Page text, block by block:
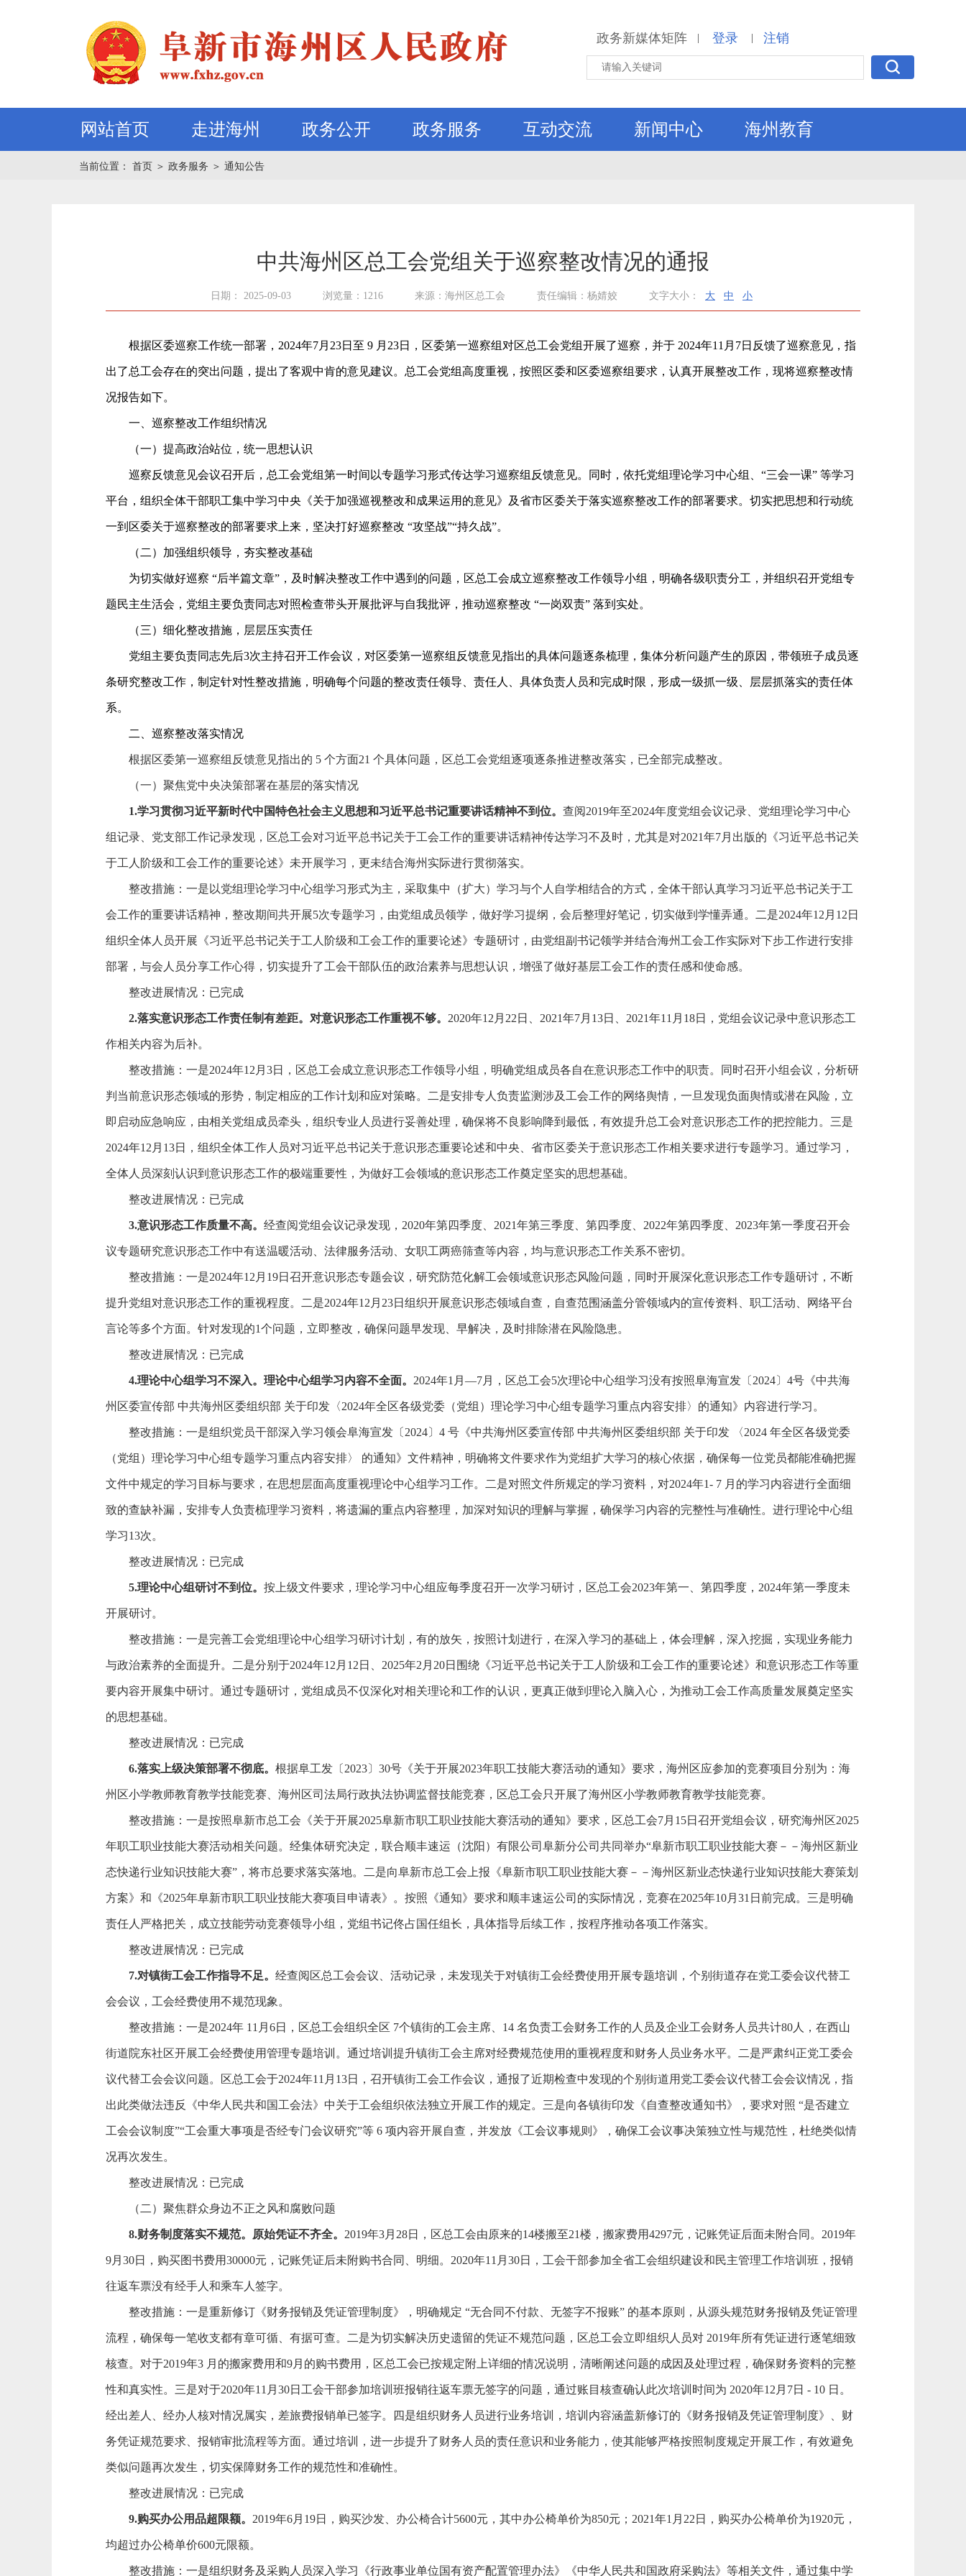
政务新媒体矩阵 | 登录 | 注销
网站首页 走进海州 政务公开 政务服务 互动交流 新闻中心 海州教育
当前位置： 首页 ＞ 政务服务 ＞ 通知公告
中共海州区总工会党组关于巡察整改情况的通报
日期： 2025-09-03 浏览量：1216 来源：海州区总工会 责任编辑：杨婧姣 文字大小： 大 中 小
根据区委巡察工作统一部署， 2024年7月23日至 9 月23日，区委第一巡察组对区总工会党组开展了巡察，并于 2024年11月7日反馈了巡察意见，指
出了总工会存在的突出问题 ， 提出了客观中肯的意见建议。 总工会党组高度重视，按照区委和区委巡察组要求，认真开展整改工作，现将巡察整改情
况报告如下。
一、巡察整改工作组织情况
（一）提高政治站位，统一思想认识
巡察反馈意见会议召开后，总工会党组第一时间以专题学习形式传达学习巡察组反馈意见。同时，依托党组理论学习中心组、 “三会一课” 等学习
平台，组织全体干部职工集中学习中央《关于加强巡视整改和成果运用的意见》及省市区委关于落实巡察整改工作的部署要求。切实把思想和行动统
一到区委关于巡察整改的部署要求上来，坚决打好巡察整改 “攻坚战”“持久战”。
（二）加强组织领导，夯实整改基础
为切实做好巡察 “后半篇文章”，及时解决整改工作中遇到的问题，区总工会成立巡察整改工作领导小组，明确各级职责分工，并组织召开党组专
题民主生活会，党组主要负责同志对照检查带头开展批评与自我批评，推动巡察整改 “一岗双责” 落到实处。
（三）细化整改措施，层层压实责任
党组主要负责同志先后3次主持召开工作会议，对区委第一巡察组反馈意见指出的具体问题逐条梳理，集体分析问题产生的原因，带领班子成员逐
条研究整改工作，制定针对性整改措施，明确每个问题的整改责任领导、责任人、具体负责人员和完成时限，形成一级抓一级、层层抓落实的责任体
系。
二、巡察整改落实情况
根据区委第一巡察组反馈意见指出的 5 个方面21 个具体问题，区总工会党组逐项逐条推进整改落实 ，已全部完成整改。
（一） 聚焦党中央决策部署在基层的落实情况
1.学习贯彻习近平新时代中国特色社会主义思想和习近平总书记重要讲话精神不到位。查阅2019年至2024年度党组会议记录、党组理论学习中心
组记录、党支部工作记录发现， 区总工会对习近平总书记关于工会工作的重要讲话精神传达学习不及时，尤其是对2021年7月出版的《习近平总书记关
于工人阶级和工会工作的重要论述》未开展学习， 更未结合海州实际进行贯彻落实。
整改措施： 一是以党组理论学习中心组学习形式为主，采取集中（扩大）学习与个人自学相结合的方式，全体干部认真学习习近平总书记关于工
会工作的重要讲话精神，整改期间共开展5次专题学习，由党组成员领学，做好学习提纲，会后整理好笔记，切实做到学懂弄通。二是2024年12月12日
组织全体人员开展《习近平总书记关于工人阶级和工会工作的重要论述》专题研讨， 由党组副书记领学并结合海州工会工作实际对下步工作进行安排
部署，与会人员分享工作心得，切实提升了工会干部队伍的政治素养与思想认识 ，增强了做好基层工会工作的责任感和使命感。
整改进展情况：已完成
2.落实意识形态工作责任制有差距。 对意识形态工作重视不够。 2020年12月22日、2021年7月13日、2021年11月18日，党组会议记录中意识形态工
作相关内容为后补。
整改措施： 一是2024年12月3日，区总工会成立意识形态工作领导小组，明确党组成员各自在意识形态工作中的职责。同时召开小组会议，分析研
判当前意识形态领域的形势，制定相应的工作计划和应对策略。二是安排专人负责监测涉及工会工作的网络舆情，一旦发现负面舆情或潜在风险，立
即启动应急响应，由相关党组成员牵头，组织专业人员进行妥善处理，确保将不良影响降到最低，有效提升总工会对意识形态工作的把控能力。三是
2024年12月13日，组织全体工作人员对习近平总书记关于意识形态重要论述和中央、省市区委关于意识形态工作相关要求进行专题学习。通过学习，
全体人员深刻认识到意识形态工作的极端重要性，为做好工会领域的意识形态工作奠定坚实的思想基础。
整改进展情况：已完成
3.意识形态工作质量不高。经查阅党组会议记录发现， 2020年第四季度、2021年第三季度、第四季度、2022年第四季度、2023年第一季度召开会
议专题研究意识形态工作中有送温暖活动、法律服务活动、女职工两癌筛查等内容，均与意识形态工作关系不密切。
整改措施： 一是2024年12月19日召开意识形态专题会议，研究防范化解工会领域意识形态风险问题，同时开展深化意识形态工作专题研讨，不断
提升党组对意识形态工作的重视程度。 二是2024年12月23日 组织开展意识形态领域自查， 自查范围涵盖分管领域内的宣传资料、职工活动、网络平台
言论等多个方面。针对发现的1个问题，立即整改，确保问题早发现、早解决，及时排除潜在风险隐患。
整改进展情况：已完成
4.理论中心组学习不深入。理论中心组学习内容不全面。 2024年1月—7月，区总工会5次理论中心组学习没有按照阜海宣发〔2024〕4号《中共海
州区委宣传部 中共海州区委组织部 关于印发 〈2024年全区各级党委（党组）理论学习中心组专题学习重点内容安排〉的通知》 内容进行学习。
整改措施： 一是组织党员干部深入学习领会阜海宣发〔 2024〕4 号《中共海州区委宣传部 中共海州区委组织部 关于印发 〈2024 年全区各级党委
（党组）理论学习中心组专题学习重点内容安排〉 的通知》文件精神，明确将文件要求作为党组扩大学习的核心依据，确保每一位党员都能准确把握
文件中规定的学习目标与要求，在思想层面高度重视理论中心组学习工作。 二是对照文件所规定的学习资料，对2024年1- 7 月的学习内容进行全面细
致的查缺补漏，安排专人负责梳理学习资料，将遗漏的重点内容整理，加深对知识的理解与掌握，确保学习内容的完整性与准确性。进行理论中心组
学习13次。
整改进展情况：已完成
5.理论中心组研讨不到位。按上级文件要求，理论学习中心组应每季度召开一次学习研讨，区总工会2023年第一、第四季度，2024年第一季度未
开展研讨。
整改措施： 一是完善工会党组理论中心组学习研讨计划，有的放矢，按照计划进行，在深入学习的基础上，体会理解，深入挖掘，实现业务能力
与政治素养的全面提升。 二是分别于2024年12月12日、2025年2月20日围绕《习近平总书记关于工人阶级和工会工作的重要论述》和意识形态工作等重
要内容开展集中研讨。通过专题研讨，党组成员不仅深化对相关理论和工作的认识，更真正做到理论入脑入心，为推动工会工作高质量发展奠定坚实
的思想基础。
整改进展情况：已完成
6.落实上级决策部署不彻底。根据阜工发〔 2023〕30号《关于开展2023年职工技能大赛活动的通知》要求，海州区应参加的竞赛项目分别为：海
州区小学教师教育教学技能竞赛、海州区司法局行政执法协调监督技能竞赛，区总工会只开展了海州区小学教师教育教学技能竞赛。
整改措施： 一是按照阜新市总工会《关于开展2025阜新市职工职业技能大赛活动的通知》要求，区总工会7月15日召开党组会议，研究海州区2025
年职工职业技能大赛活动相关问题。经集体研究决定，联合顺丰速运（沈阳）有限公司阜新分公司共同举办“阜新市职工职业技能大赛－－海州区新业
态快递行业知识技能大赛”，将市总要求落实落地。二是向阜新市总工会上报《阜新市职工职业技能大赛－－海州区新业态快递行业知识技能大赛策划
方案》和《2025年阜新市职工职业技能大赛项目申请表》。按照《通知》要求和顺丰速运公司的实际情况，竞赛在2025年10月31日前完成。三是明确
责任人严格把关，成立技能劳动竞赛领导小组，党组书记佟占国任组长，具体指导后续工作，按程序推动各项工作落实。
整改进展情况：已完成
7.对镇街工会工作指导不足。经查阅区总工会会议、活动记录， 未发现关于对镇街工会经费使用开展专题培训，个别街道存在党工委会议代替工
会会议，工会经费使用不规范现象。
整改措施： 一是2024年 11月6日，区总工会组织全区 7个镇街的工会主席、14 名负责工会财务工作的人员及企业工会财务人员共计80人，在西山
街道院东社区开展工会经费使用管理专题培训。通过培训提升镇街工会主席对经费规范使用的重视程度和财务人员业务水平。二是严肃纠正党工委会
议代替工会会议问题。区总工会于2024年11月13日，召开镇街工会工作会议，通报了近期检查中发现的个别街道用党工委会议代替工会会议情况，指
出此类做法违反《中华人民共和国工会法》中关于工会组织依法独立开展工作的规定。三是向各镇街印发《自查整改通知书》，要求对照 “是否建立
工会会议制度”“工会重大事项是否经专门会议研究”等 6 项内容开展自查，并发放《工会议事规则》，确保工会议事决策独立性与规范性，杜绝类似情
况再次发生。
整改进展情况：已完成
（二） 聚焦群众身边不正之风和腐败问题
8.财务制度落实不规范。 原始凭证不齐全。 2019年3月28日，区总工会由原来的14楼搬至21楼，搬家费用4297元，记账凭证后面未附合同。2019年
9月30日，购买图书费用30000元，记账凭证后未附购书合同、明细。 2020年11月30日 ， 工会干部参加全省工会组织建设和民主管理工作培训班，报销
往返车票没有经手人和乘车人签字。
整改措施： 一是重新修订《财务报销及凭证管理制度》，明确规定 “无合同不付款、无签字不报账” 的基本原则，从源头规范财务报销及凭证管理
流程，确保每一笔收支都有章可循、有据可查。二是为切实解决历史遗留的凭证不规范问题，区总工会立即组织人员对 2019年所有凭证进行逐笔细致
核查。对于2019年3 月的搬家费用和9月的购书费用，区总工会已按规定附上详细的情况说明，清晰阐述问题的成因及处理过程，确保财务资料的完整
性和真实性。三是对于2020年11月30日工会干部参加培训班报销往返车票无签字的问题，通过账目核查确认此次培训时间为 2020年12月7日 - 10 日。
经出差人、经办人核对情况属实，差旅费报销单已签字。四是组织财务人员进行业务培训，培训内容涵盖新修订的《财务报销及凭证管理制度》、财
务凭证规范要求、报销审批流程等方面。通过培训，进一步提升了财务人员的责任意识和业务能力，使其能够严格按照制度规定开展工作，有效避免
类似问题再次发生，切实保障财务工作的规范性和准确性。
整改进展情况：已完成
9.购买办公用品超限额。 2019年6月19日，购买沙发、办公椅合计5600元，其中办公椅单价为850元 ； 2021年1月22日， 购买办公椅单价为1920元，
均超过办公椅单价600元限额。
整改措施： 一是组织财务及采购人员深入学习《行政事业单位国有资产配置管理办法》《中华人民共和国政府采购法》等相关文件，通过集中学